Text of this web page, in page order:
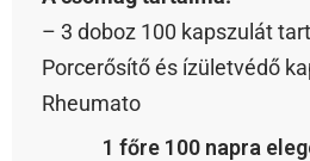
– 3 doboz 100 kapszulát
Porcerősítő és ízületvédő
Rheumato
1 főre 100 napra